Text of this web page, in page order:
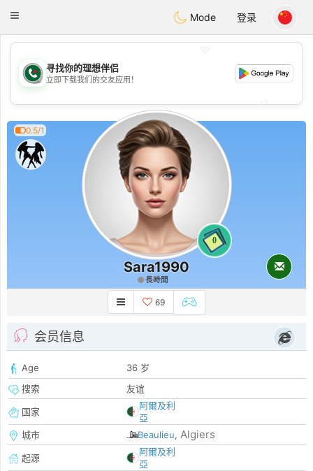
Weshrak
Toggle
Mode 登录
💖
💕
寻找你的理想伴侣
立即下载我们的交友应用！
0.5/1
0
Sara1990
長時間
69
会员信息
Age
36 岁
搜索
友谊
国家
阿爾及利
亞
城市
Beaulieu, Algiers
起源
阿爾及利
亞